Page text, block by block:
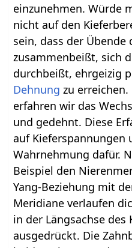
einzunehmen. Würde
nicht auf den
sein, dass der Übende
zusammenbeißt, sich
durchbeißt, ehrgeizig
Dehnung zu
erfahren wir das
und gedehnt. Diese
auf Kieferspannungen
Wahrnehmung dafür.
Beispiel den
Yang-Beziehung mit
Meridiane verlaufen
in der Längsachse des
ausgedrückt. Die